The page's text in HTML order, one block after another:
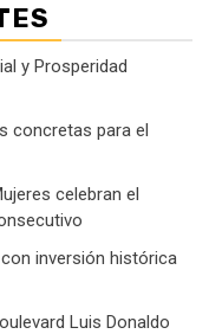
y Prosperidad
concretas para el
celebran el
inversión histórica
Luis Donaldo